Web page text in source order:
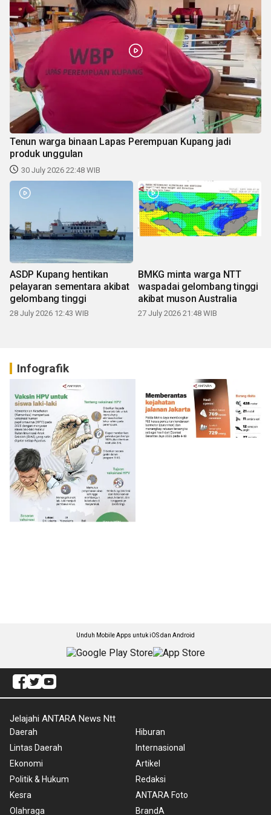
Tenun warga binaan Lapas Perempuan Kupang jadi
produk unggulan
30 July 2026 22:48 WIB
ASDP Kupang hentikan
pelayaran sementara akibat
gelombang tinggi
28 July 2026 12:43 WIB
BMKG minta warga NTT
waspadai gelombang tinggi
akibat muson Australia
27 July 2026 21:48 WIB
Infografik
Unduh Mobile Apps untuk iOS dan Android
Jelajahi ANTARA News Ntt
Daerah
Lintas Daerah
Ekonomi
Politik & Hukum
Kesra
Olahraga
Hiburan
Internasional
Artikel
Redaksi
ANTARA Foto
BrandA